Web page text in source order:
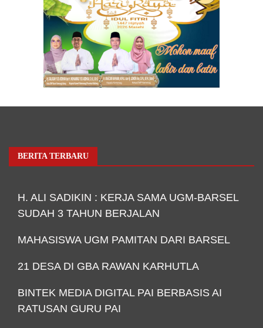
BERITA TERBARU
H. ALI SADIKIN : KERJA SAMA UGM-BARSEL
SUDAH 3 TAHUN BERJALAN
MAHASISWA UGM PAMITAN DARI BARSEL
21 DESA DI GBA RAWAN KARHUTLA
BINTEK MEDIA DIGITAL PAI BERBASIS AI
RATUSAN GURU PAI